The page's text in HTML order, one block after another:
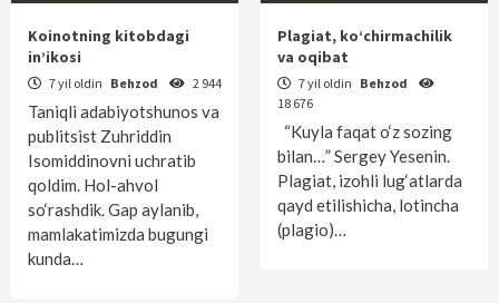
Koinotning kitobdagi
in’ikosi
7 yil oldin Behzod 2 944
Taniqli adabiyotshunos va
publitsist Zuhriddin
Isomiddinovni uchratib
qoldim. Hol-ahvol
so‘rashdik. Gap aylanib,
mamlakatimizda bugungi
kunda…
Plagiat, ko‘chirmachilik
va oqibat
7 yil oldin Behzod
18 676
“Kuyla faqat o‘z sozing
bilan…” Sergey Yesenin.
Plagiat, izohli lug‘atlarda
qayd etilishicha, lotincha
(plagio)…